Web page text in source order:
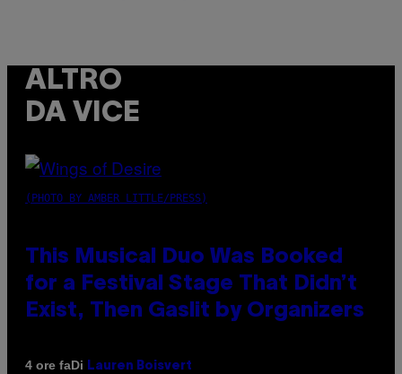
ALTRO
DA VICE
(PHOTO BY AMBER LITTLE/PRESS)
This Musical Duo Was Booked
for a Festival Stage That Didn’t
Exist, Then Gaslit by Organizers
4 ore faDi Lauren Boisvert